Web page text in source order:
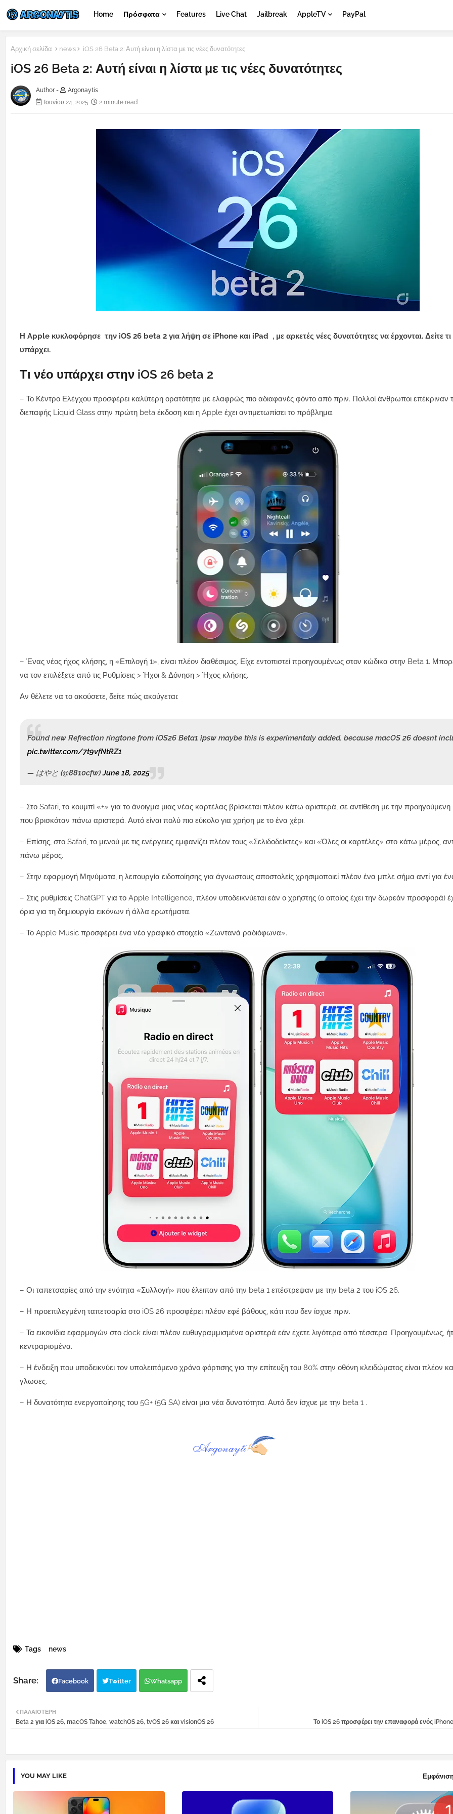
Home Πρόσφατα Features Live Chat Jailbreak AppleTV PayPal
Αρχική σελίδα news iOS 26 Beta 2: Αυτή είναι η λίστα με τις νέες δυνατότητες
iOS 26 Beta 2: Αυτή είναι η λίστα με τις νέες δυνατότητες
Author -
Argonaytis
Ιουνίου 24, 2025
2 minute read
Η Apple κυκλοφόρησε την iOS 26 beta 2 για λήψη σε iPhone και iPad , με αρκετές νέες δυνατότητες να έρχονται. Δείτε τι
υπάρχει.
Τι νέο υπάρχει στην iOS 26 beta 2
– Το Κέντρο Ελέγχου προσφέρει καλύτερη ορατότητα με ελαφρώς πιο αδιαφανές φόντο από πριν. Πολλοί άνθρωποι επέκριναν
διεπαφής Liquid Glass στην πρώτη beta έκδοση και η Apple έχει αντιμετωπίσει το πρόβλημα.
– Ένας νέος ήχος κλήσης, η «Επιλογή 1», είναι πλέον διαθέσιμος. Είχε εντοπιστεί προηγουμένως στον κώδικα στην Beta 1.
να τον επιλέξετε από τις Ρυθμίσεις > Ήχοι & Δόνηση > Ήχος κλήσης.
Αν θέλετε να το ακούσετε, δείτε πώς ακούγεται:
Found new Refrection ringtone from iOS26 Beta1 ipsw maybe this is experimentaly added. because macOS 26 doesnt
pic.twitter.com/7t9vfNtRZ1
— はやと (@8810cfw)June 18, 2025
– Στο Safari, το κουμπί «+» για το άνοιγμα μιας νέας καρτέλας βρίσκεται πλέον κάτω αριστερά, σε αντίθεση με την
που βρισκόταν πάνω αριστερά. Αυτό είναι πολύ πιο εύκολο για χρήση με το ένα χέρι.
– Επίσης, στο Safari, το μενού με τις ενέργειες εμφανίζει πλέον τους «Σελιδοδείκτες» και «Όλες οι καρτέλες» στο κάτω μέρος,
πάνω μέρος.
– Στην εφαρμογή Μηνύματα, η λειτουργία ειδοποίησης για άγνωστους αποστολείς χρησιμοποιεί πλέον ένα μπλε σήμα αντί για
– Στις ρυθμίσεις ChatGPT για το Apple Intelligence, πλέον υποδεικνύεται εάν ο χρήστης (ο οποίος έχει την δωρεάν προσφορά)
όρια για τη δημιουργία εικόνων ή άλλα ερωτήματα.
– Το Apple Music προσφέρει ένα νέο γραφικό στοιχείο «Ζωντανά ραδιόφωνα».
– Οι ταπετσαρίες από την ενότητα «Συλλογή» που έλειπαν από την beta 1 επέστρεψαν με την beta 2 του iOS 26.
– Η προεπιλεγμένη ταπετσαρία στο iOS 26 προσφέρει πλέον εφέ βάθους, κάτι που δεν ίσχυε πριν.
– Τα εικονίδια εφαρμογών στο dock είναι πλέον ευθυγραμμισμένα αριστερά εάν έχετε λιγότερα από τέσσερα. Προηγουμένως,
κεντραρισμένα.
– Η ένδειξη που υποδεικνύει τον υπολειπόμενο χρόνο φόρτισης για την επίτευξη του 80% στην οθόνη κλειδώματος είναι πλέον
γλωσες.
– Η δυνατότητα ενεργοποίησης του 5G+ (5G SA) είναι μια νέα δυνατότητα. Αυτό δεν ίσχυε με την beta 1 .
Tags news
Facebook Twitter Whatsapp
Το iOS 26 προσφέρει την επαναφορά ενός
ΠΑΛΑΙΌΤΕΡΗ
Beta 2 για iOS 26, macOS Tahoe, watchOS 26, tvOS 26 και visionOS 26
YOU MAY LIKE